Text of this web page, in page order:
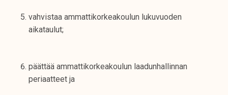
vahvistaa ammattikorkeakoulun lukuvuoden
aikataulut;
päättää ammattikorkeakoulun laadunhallinnan
periaatteet ja